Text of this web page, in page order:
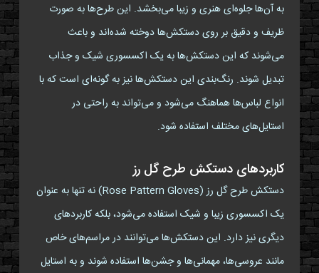
به آن‌ها جلوه‌ای هنری و زیبا می‌بخشد. این طرح‌ها به صورت
ظریف و دقیق بر روی دستکش‌ها دوخته شده‌اند و باعث
می‌شوند که این دستکش‌ها به یک اکسسوری شیک و جذاب
تبدیل شوند. رنگ‌بندی این دستکش‌ها نیز به گونه‌ای است که با
انواع لباس‌ها هماهنگ می‌شود و می‌تواند به راحتی در
استایل‌های مختلف استفاده شود.
کاربردهای دستکش طرح گل رز
دستکش طرح گل رز (Rose Pattern Gloves) نه تنها به عنوان
یک اکسسوری زیبا و شیک استفاده می‌شود، بلکه کاربردهای
دیگری نیز دارد. این دستکش‌ها می‌توانند در مراسم‌های خاص
مانند عروسی‌ها، مهمانی‌ها و جشن‌ها استفاده شوند و به استایل